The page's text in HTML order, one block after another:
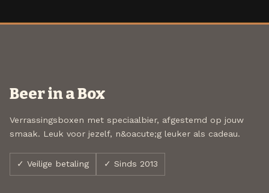
Beer in a Box
Verrassingsboxen met speciaalbier, afgestemd op jouw
smaak. Leuk voor jezelf, n&oacute;g leuker als cadeau.
✓ Veilige betaling ✓ Sinds 2013